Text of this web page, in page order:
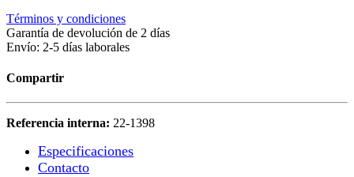
Términos y condiciones
Garantía de devolución de 2 días
Envío: 2-5 días laborales
Compartir
Referencia interna: 22-1398
Especificaciones
Contacto